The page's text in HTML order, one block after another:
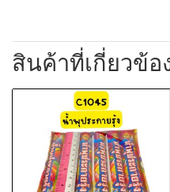
สินค้าที่เกี่ยวข้อ